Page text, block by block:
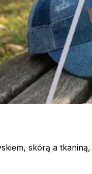
skórą a tkaniną,